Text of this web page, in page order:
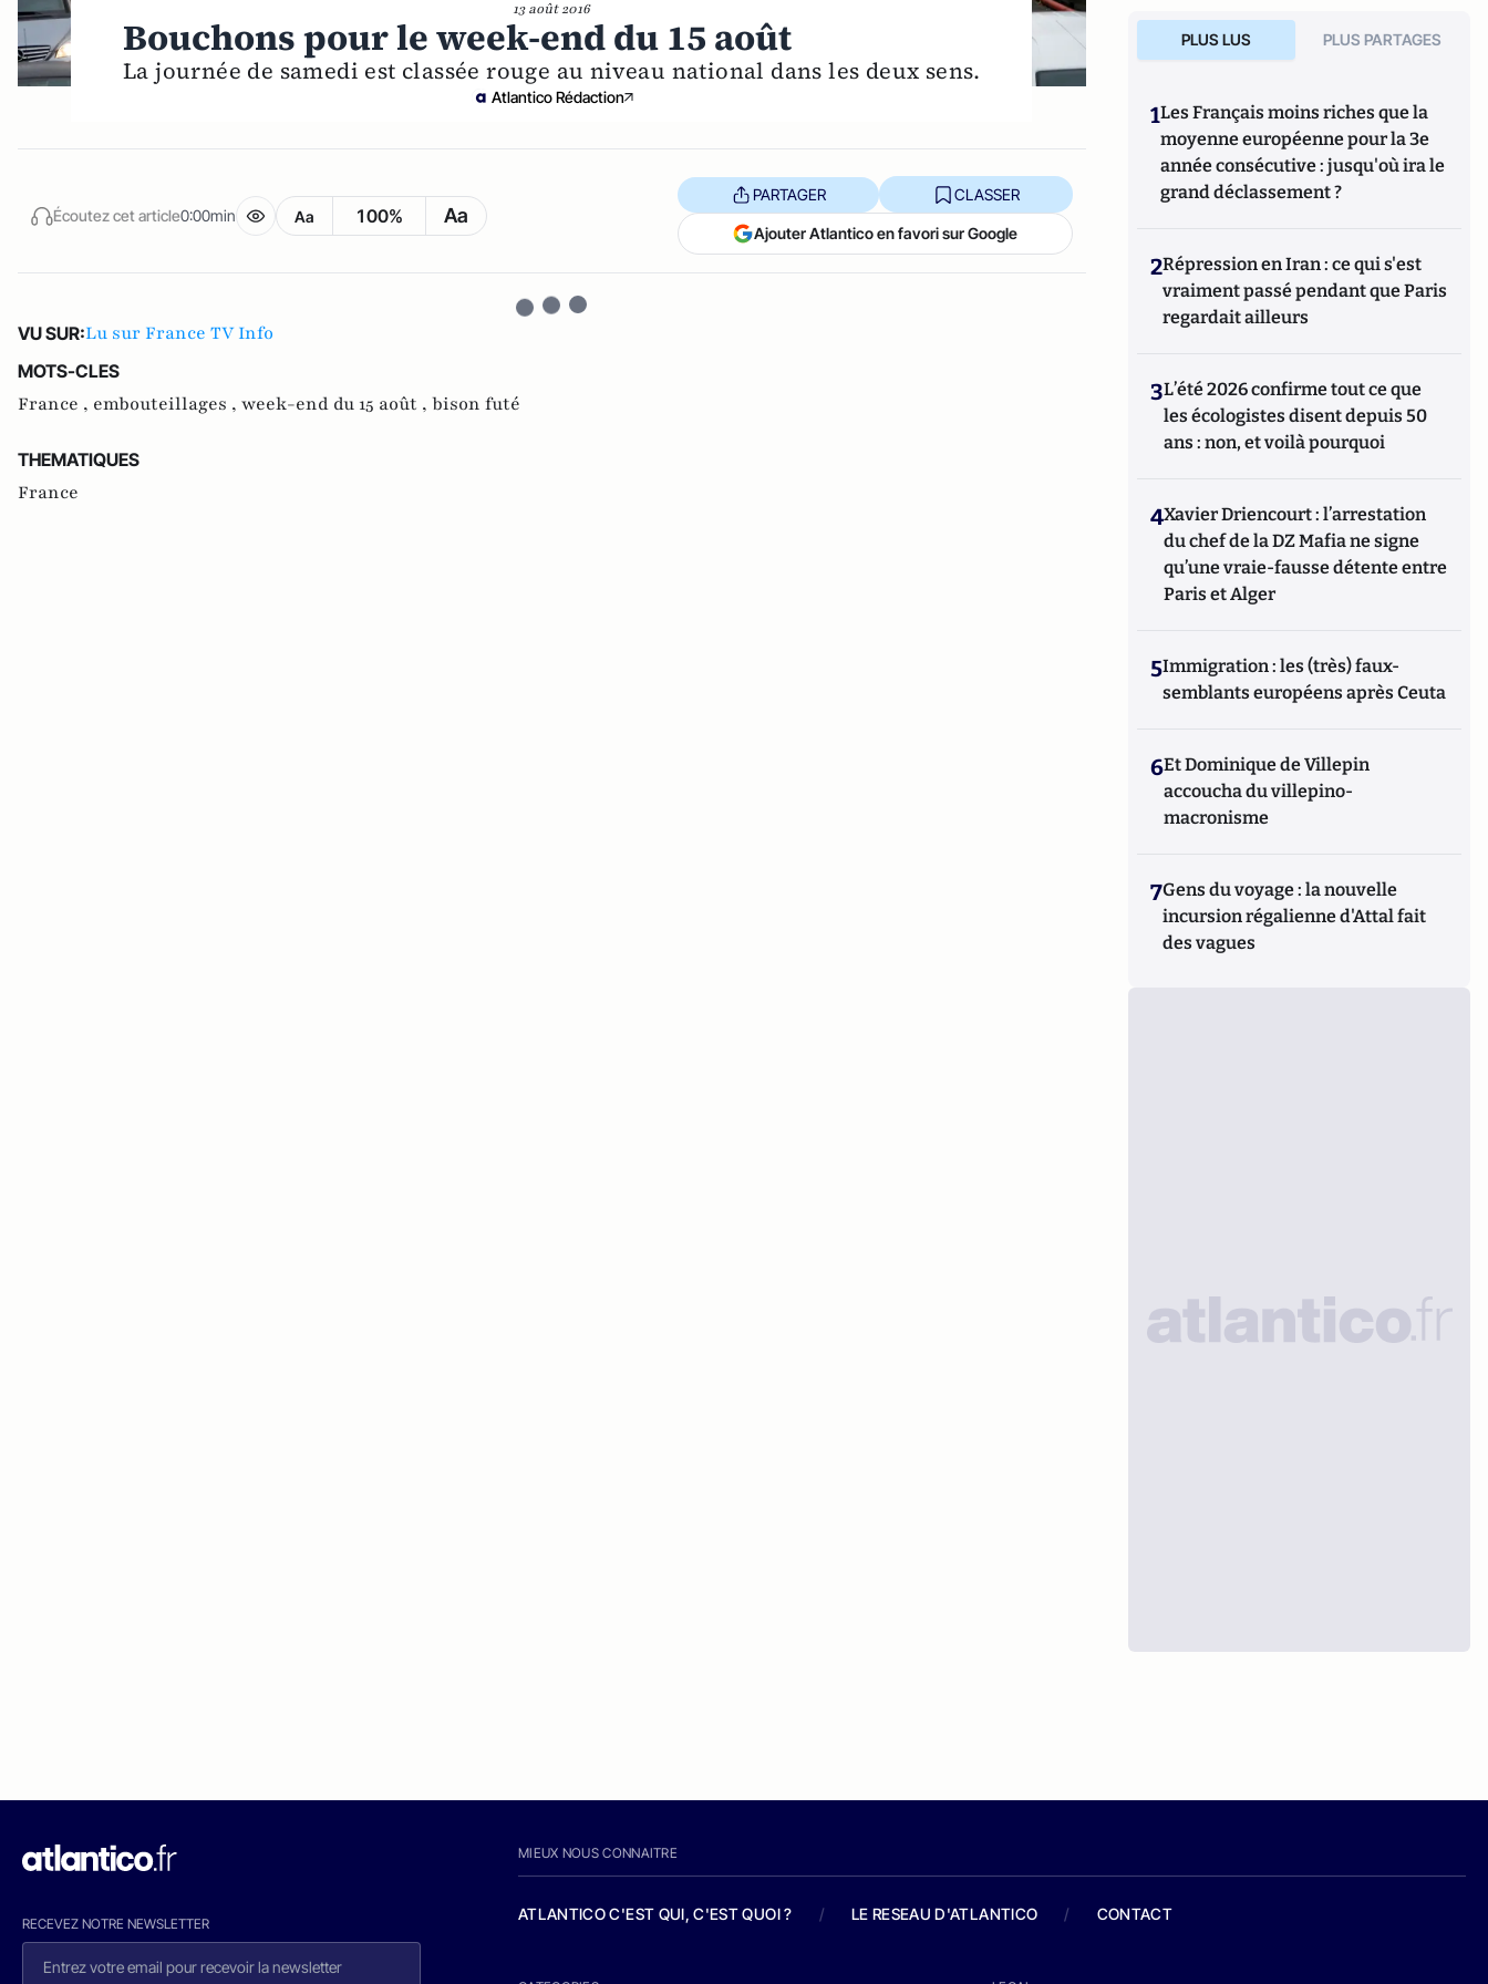
13 août 2016
Bouchons pour le week-end du 15 août
La journée de samedi est classée rouge au niveau national dans les deux sens.
Atlantico Rédaction
Écoutez cet article0:00min Aa 100% Aa
PARTAGER CLASSER
Ajouter Atlantico en favori sur Google
VU SUR:Lu sur France TV Info
MOTS-CLES
France , embouteillages , week-end du 15 août , bison futé
THEMATIQUES
France
PLUS LUS PLUS PARTAGES
1Les Français moins riches que la
moyenne européenne pour la 3e
année consécutive : jusqu'où ira le
grand déclassement ?
2Répression en Iran : ce qui s'est
vraiment passé pendant que Paris
regardait ailleurs
3L’été 2026 confirme tout ce que
les écologistes disent depuis 50
ans : non, et voilà pourquoi
4Xavier Driencourt : l’arrestation
du chef de la DZ Mafia ne signe
qu’une vraie-fausse détente entre
Paris et Alger
5Immigration : les (très) faux-
semblants européens après Ceuta
6Et Dominique de Villepin
accoucha du villepino-
macronisme
7Gens du voyage : la nouvelle
incursion régalienne d'Attal fait
des vagues
RECEVEZ NOTRE NEWSLETTER
MIEUX NOUS CONNAITRE
ATLANTICO C'EST QUI, C'EST QUOI ? / LE RESEAU D'ATLANTICO / CONTACT